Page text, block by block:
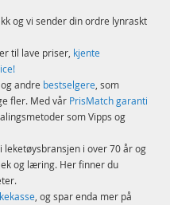
og vi sender din ordre lynraskt
til lave priser, kjente
og andre bestselgere, som
fler. Med vår PrisMatch garanti
som Vipps og
i over 70 år og
og læring. Her finner du
, og spar enda mer på